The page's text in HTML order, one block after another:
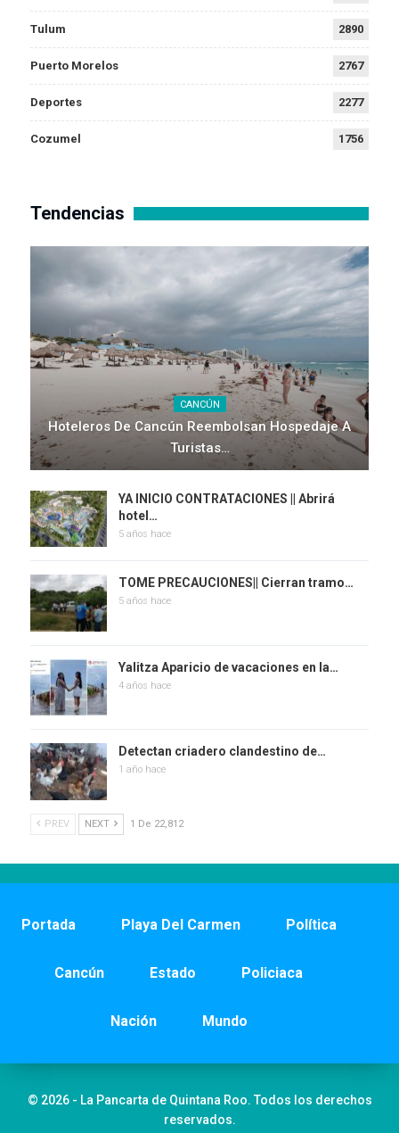
Tulum 2890
Puerto Morelos 2767
Deportes 2277
Cozumel 1756
Tendencias
CANCÚN
Hoteleros De Cancún Reembolsan Hospedaje A
Turistas…
YA INICIO CONTRATACIONES || Abrirá
hotel…
5 años hace
TOME PRECAUCIONES|| Cierran tramo…
5 años hace
Yalitza Aparicio de vacaciones en la…
4 años hace
Detectan criadero clandestino de…
1 año hace
PREV NEXT 1 De 22,812
Portada Playa Del Carmen Política
Cancún Estado Policiaca
Nación Mundo
© 2026 - La Pancarta de Quintana Roo. Todos los derechos
reservados.